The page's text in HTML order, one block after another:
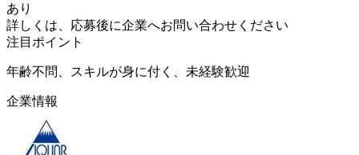
あり
詳しくは、応募後に企業へお問い合わせください
注目ポイント
年齢不問、スキルが身に付く、未経験歓迎
企業情報